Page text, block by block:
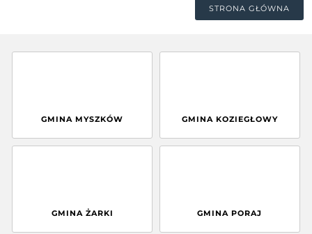
STRONA GŁÓWNA
GMINA MYSZKÓW GMINA KOZIEGŁOWY
GMINA ŻARKI GMINA PORAJ